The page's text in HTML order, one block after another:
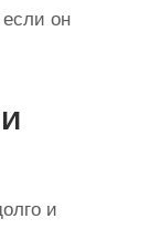
если он
и